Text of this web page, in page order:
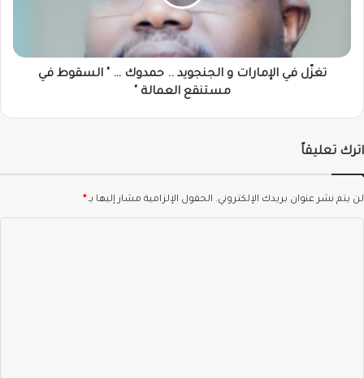
"
السقوطتغزّل في الإمارات و الجنجويد .. حمدوك … " السقوط في
مستنقع العمالة "
اترك تعليقاً
لن يتم نشر عنوان بريدك الإلكتروني. الحقول الإلزامية مشار إليها بـ*